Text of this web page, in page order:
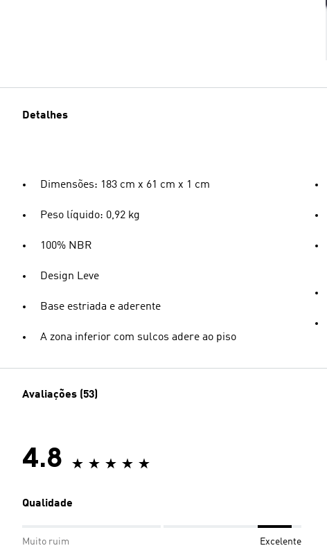
Detalhes
Dimensões: 183 cm x 61 cm x 1 cm
Peso líquido: 0,92 kg
100% NBR
Design Leve
Base estriada e aderente
A zona inferior com sulcos adere ao piso
Avaliações (53)
4.8
Qualidade
Muito ruim Excelente